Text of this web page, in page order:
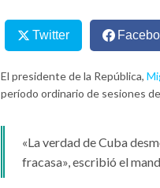
Twitter
El presidente de la República,
período ordinario de sesiones
«La verdad de Cuba
fracasa», escribió el